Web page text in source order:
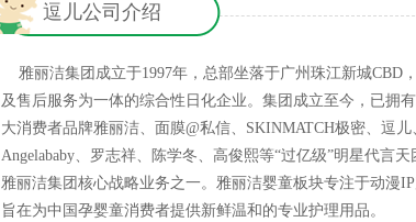
逗儿公司介绍
雅丽洁集团成立于1997年，总部坐落于广州珠江新城CBD
及售后服务为一体的综合性日化企业。集团成立至今，已拥
大消费者品牌雅丽洁、面膜@私信、SKINMATCH极密、逗儿
Angelababy、罗志祥、陈学冬、高俊熙等“过亿级”明星代言
雅丽洁集团核心战略业务之一。雅丽洁婴童板块专注于动漫
旨在为中国孕婴童消费者提供新鲜温和的专业护理用品。